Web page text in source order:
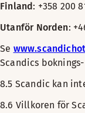
Finland: +358 200
Utanför Norden:
Se
Scandics
8.5 Scandic kan
8.6 Villkoren för